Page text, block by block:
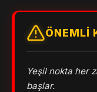
ÖNEMLI
Yeşil nokta her
başlar.